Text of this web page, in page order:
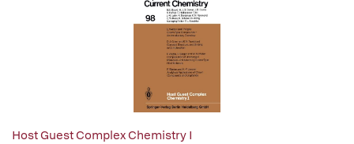
Host Guest Complex Chemistry I